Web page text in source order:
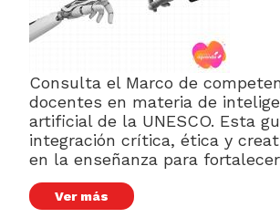
Consulta el Marco de
docentes en materia de
artificial de la UNESCO. Esta
integración crítica, ética y
en la enseñanza para
Ver más